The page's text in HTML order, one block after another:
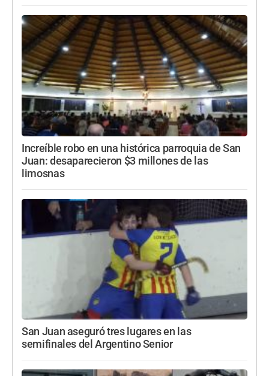
Increíble robo en una histórica parroquia de San
Juan: desaparecieron $3 millones de las
limosnas
San Juan aseguró tres lugares en las
semifinales del Argentino Senior